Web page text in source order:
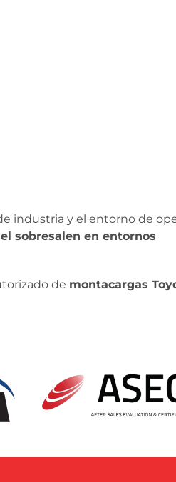
industria y el entorno de
sobresalen en entornos
de montacargas